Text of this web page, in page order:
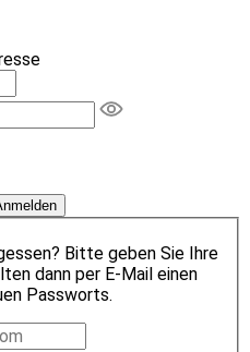
Bitte geben Sie Ihre
dann per E-Mail einen
Passworts.